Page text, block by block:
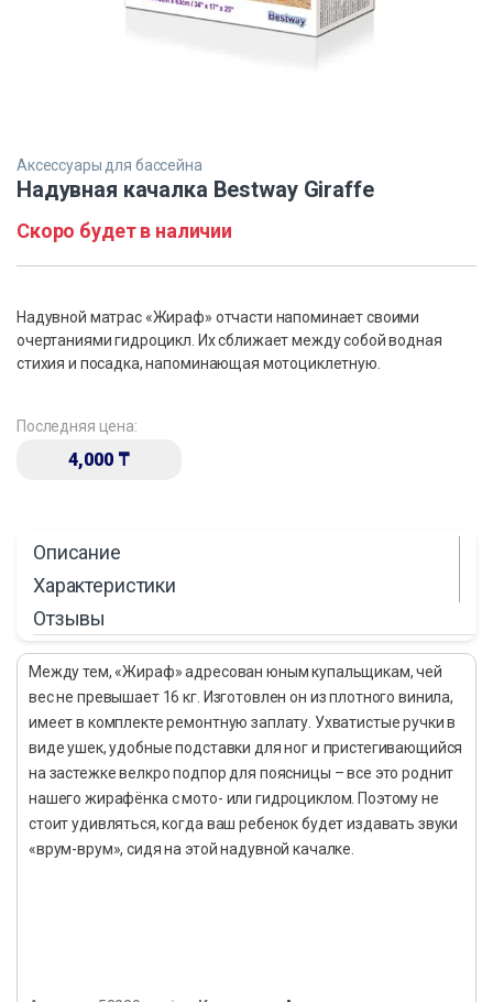
Аксессуары для бассейна
Надувная качалка Bestway Giraffe
Скоро будет в наличии
Надувной матрас «Жираф» отчасти напоминает своими
очертаниями гидроцикл. Их сближает между собой водная
стихия и посадка, напоминающая мотоциклетную.
Последняя цена:
4,000 ₸
Описание
Характеристики
Отзывы
Между тем, «Жираф» адресован юным купальщикам, чей
вес не превышает 16 кг. Изготовлен он из плотного винила,
имеет в комплекте ремонтную заплату. Ухватистые ручки в
виде ушек, удобные подставки для ног и пристегивающийся
на застежке велкро подпор для поясницы – все это роднит
нашего жирафёнка с мото- или гидроциклом. Поэтому не
стоит удивляться, когда ваш ребенок будет издавать звуки
«врум-врум», сидя на этой надувной качалке.